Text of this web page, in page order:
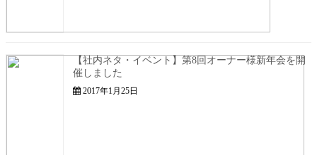
【社内ネタ・イベント】第8回オーナー様新年会を開
催しました
2017年1月25日